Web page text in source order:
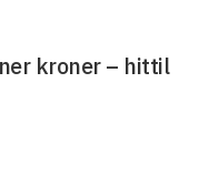
kroner – hittil